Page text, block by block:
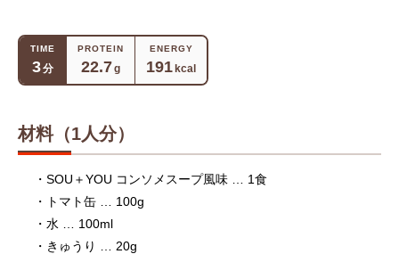
女性向けプロテインの効果とは？女性に嬉
しい効果的な飲み方とダイエットや美容へ
のメリットも解説
2024.09.13
TIME
3分
PROTEIN
22.7g
ENERGY
191 kcal
材料（1人分）
・SOU＋YOU コンソメスープ風味 … 1食
・トマト缶 … 100g
・水 … 100ml
・きゅうり … 20g